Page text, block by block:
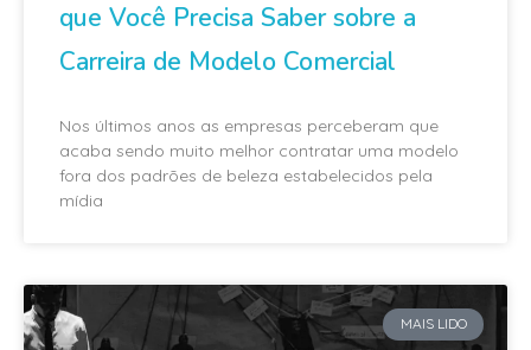
que Você Precisa Saber sobre a
Carreira de Modelo Comercial
Nos últimos anos as empresas perceberam que
acaba sendo muito melhor contratar uma modelo
fora dos padrões de beleza estabelecidos pela
mídia
MAIS LIDO